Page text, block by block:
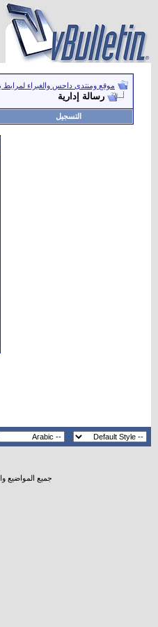
موقع ومنتدى داحس والغبراء
رسالة إدارية
التسجيل
جميع المواضيع